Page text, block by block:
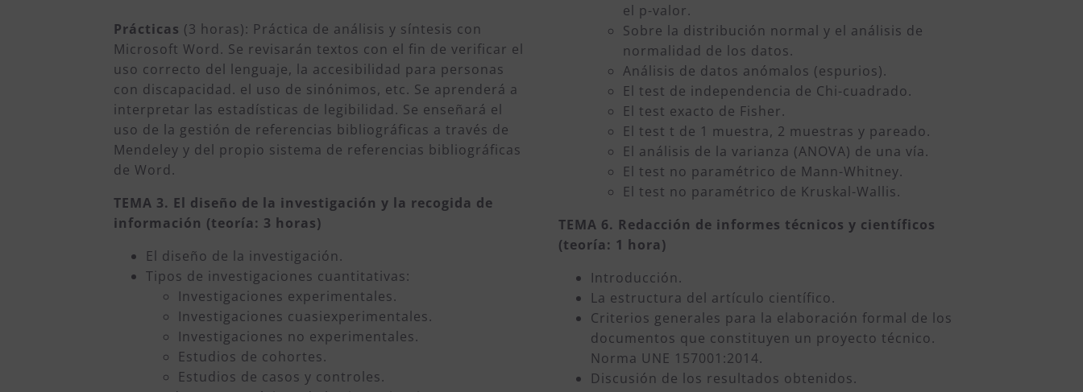
Prácticas (3 horas): Práctica de análisis y síntesis con
Microsoft Word. Se revisarán textos con el fin de verificar el
uso correcto del lenguaje, la accesibilidad para personas
con discapacidad. el uso de sinónimos, etc. Se aprenderá a
interpretar las estadísticas de legibilidad. Se enseñará el
uso de la gestión de referencias bibliográficas a través de
Mendeley y del propio sistema de referencias bibliográficas
de Word.
TEMA 3. El diseño de la investigación y la recogida de
información (teoría: 3 horas)
El diseño de la investigación.
Tipos de investigaciones cuantitativas:
Investigaciones experimentales.
Investigaciones cuasiexperimentales.
Investigaciones no experimentales.
Estudios de cohortes.
Estudios de casos y controles.
el p-valor.
Sobre la distribución normal y el análisis de
normalidad de los datos.
Análisis de datos anómalos (espurios).
El test de independencia de Chi-cuadrado.
El test exacto de Fisher.
El test t de 1 muestra, 2 muestras y pareado.
El análisis de la varianza (ANOVA) de una vía.
El test no paramétrico de Mann-Whitney.
El test no paramétrico de Kruskal-Wallis.
TEMA 6. Redacción de informes técnicos y científicos
(teoría: 1 hora)
Introducción.
La estructura del artículo científico.
Criterios generales para la elaboración formal de los
documentos que constituyen un proyecto técnico.
Norma UNE 157001:2014.
Discusión de los resultados obtenidos.